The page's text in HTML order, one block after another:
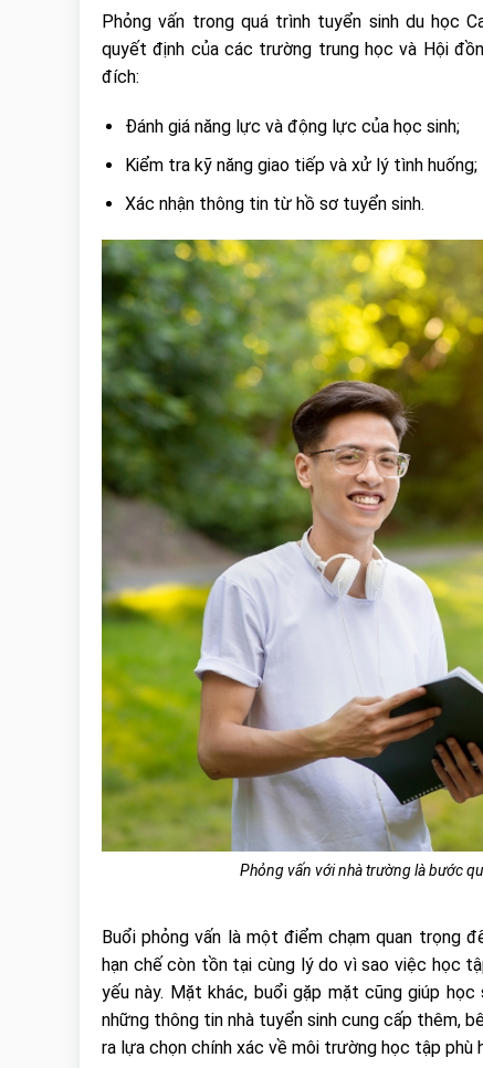
Phỏng vấn trong quá trình tuyển sinh du học
quyết định của các trường trung học và Hội
đích:
Đánh giá năng lực và động lực của học sinh;
Kiểm tra kỹ năng giao tiếp và xử lý tình huống;
Xác nhận thông tin từ hồ sơ tuyển sinh.
Phỏng vấn với nhà trường là bước
Buổi phỏng vấn là một điểm chạm quan trọng
hạn chế còn tồn tại cùng lý do vì sao việc học
yếu này. Mặt khác, buổi gặp mặt cũng giúp
những thông tin nhà tuyển sinh cung cấp thêm,
ra lựa chọn chính xác về môi trường học tập phù